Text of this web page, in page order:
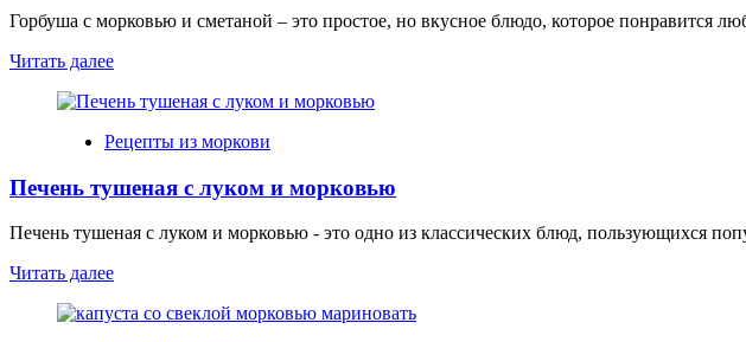
Горбуша с морковью и сметаной – это простое, но вкусное блюдо, которое понравится
Читать далее
Рецепты из моркови
Печень тушеная с луком и морковью
Печень тушеная с луком и морковью - это одно из классических блюд, пользующихся
Читать далее